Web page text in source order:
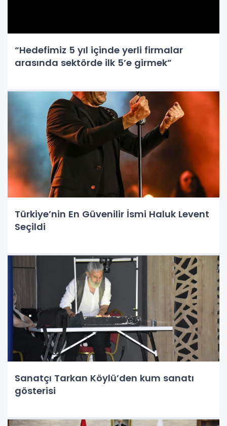
“Hedefimiz 5 yıl içinde yerli firmalar
arasında sektörde ilk 5’e girmek”
Türkiye’nin En Güvenilir İsmi Haluk Levent
Seçildi
Sanatçı Tarkan Köylü’den kum sanatı
gösterisi